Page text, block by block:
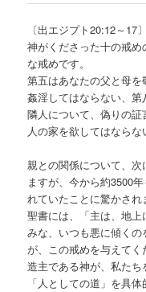
〔出エジプト20:12～17〕
神がくださった十の戒
な戒めです。
第五はあなたの父と母
姦淫してはならない、
隣人について、偽りの
人の家を欲してはならな
親との関係について、
ますが、今から約3500
れていたことに驚かされ
聖書には、「主は、地
みな、いつも悪に傾く
が、この戒めを与えて
造主である神が、私た
「人としての道」を具